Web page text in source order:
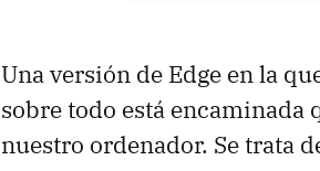
Una versión de Edge en la
sobre todo está
nuestro ordenador. Se trata